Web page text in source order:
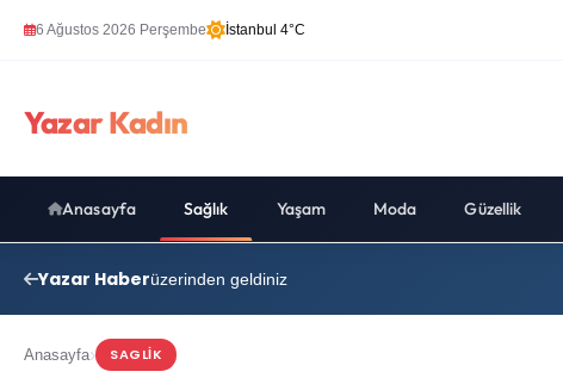
6 Ağustos 2026 Perşembe İstanbul 4°C
Yazar Kadın
Anasayfa Sağlık Yaşam Moda Güzellik
Yazar Haberüzerinden geldiniz
Anasayfa SAGLIK